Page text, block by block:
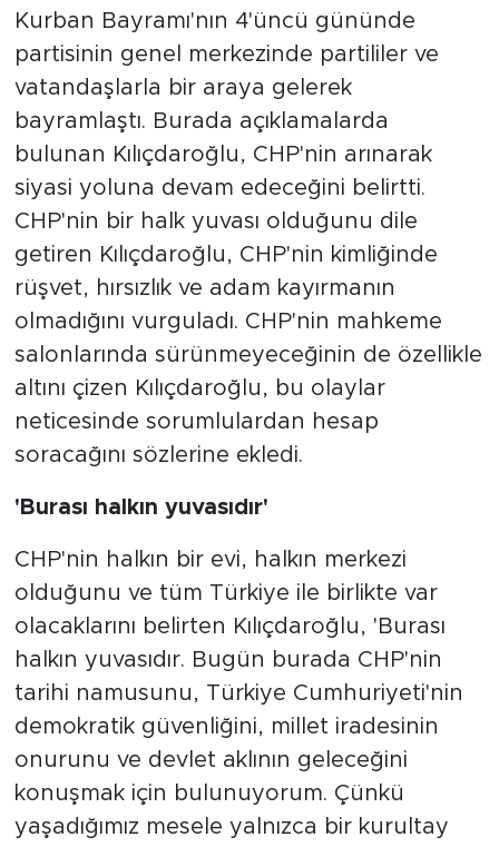
Kurban Bayramı'nın 4'üncü gününde
partisinin genel merkezinde partililer ve
vatandaşlarla bir araya gelerek
bayramlaştı. Burada açıklamalarda
bulunan Kılıçdaroğlu, CHP'nin arınarak
siyasi yoluna devam edeceğini belirtti.
CHP'nin bir halk yuvası olduğunu dile
getiren Kılıçdaroğlu, CHP'nin kimliğinde
rüşvet, hırsızlık ve adam kayırmanın
olmadığını vurguladı. CHP'nin mahkeme
salonlarında sürünmeyeceğinin de özellikle
altını çizen Kılıçdaroğlu, bu olaylar
neticesinde sorumlulardan hesap
soracağını sözlerine ekledi.
'Burası halkın yuvasıdır'
CHP'nin halkın bir evi, halkın merkezi
olduğunu ve tüm Türkiye ile birlikte var
olacaklarını belirten Kılıçdaroğlu, 'Burası
halkın yuvasıdır. Bugün burada CHP'nin
tarihi namusunu, Türkiye Cumhuriyeti'nin
demokratik güvenliğini, millet iradesinin
onurunu ve devlet aklının geleceğini
konuşmak için bulunuyorum. Çünkü
yaşadığımız mesele yalnızca bir kurultay